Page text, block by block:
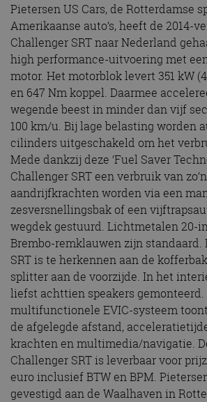
Pietersen US Cars, de Rotterdamse
Amerikaanse auto’s, heeft de 2014-
Challenger SRT naar Nederland
high performance-uitvoering met
motor. Het motorblok levert 351 kW
en 647 Nm koppel. Daarmee
wegende beest in minder dan vijf
100 km/u. Bij lage belasting worden
cilinders uitgeschakeld om het
Mede dankzij deze ‘Fuel Saver
Challenger SRT een verbruik van
aandrijfkrachten worden via een
zesversnellingsbak of een
wegdek gestuurd. Lichtmetalen 20-
Brembo-remklauwen zijn standaard.
SRT is te herkennen aan de
splitter aan de voorzijde. In het
liefst achttien speakers gemonteerd.
multifunctionele EVIC-systeem
de afgelegde afstand,
krachten en multimedia/navigatie.
Challenger SRT is leverbaar voor
euro inclusief BTW en BPM.
gevestigd aan de Waalhaven in